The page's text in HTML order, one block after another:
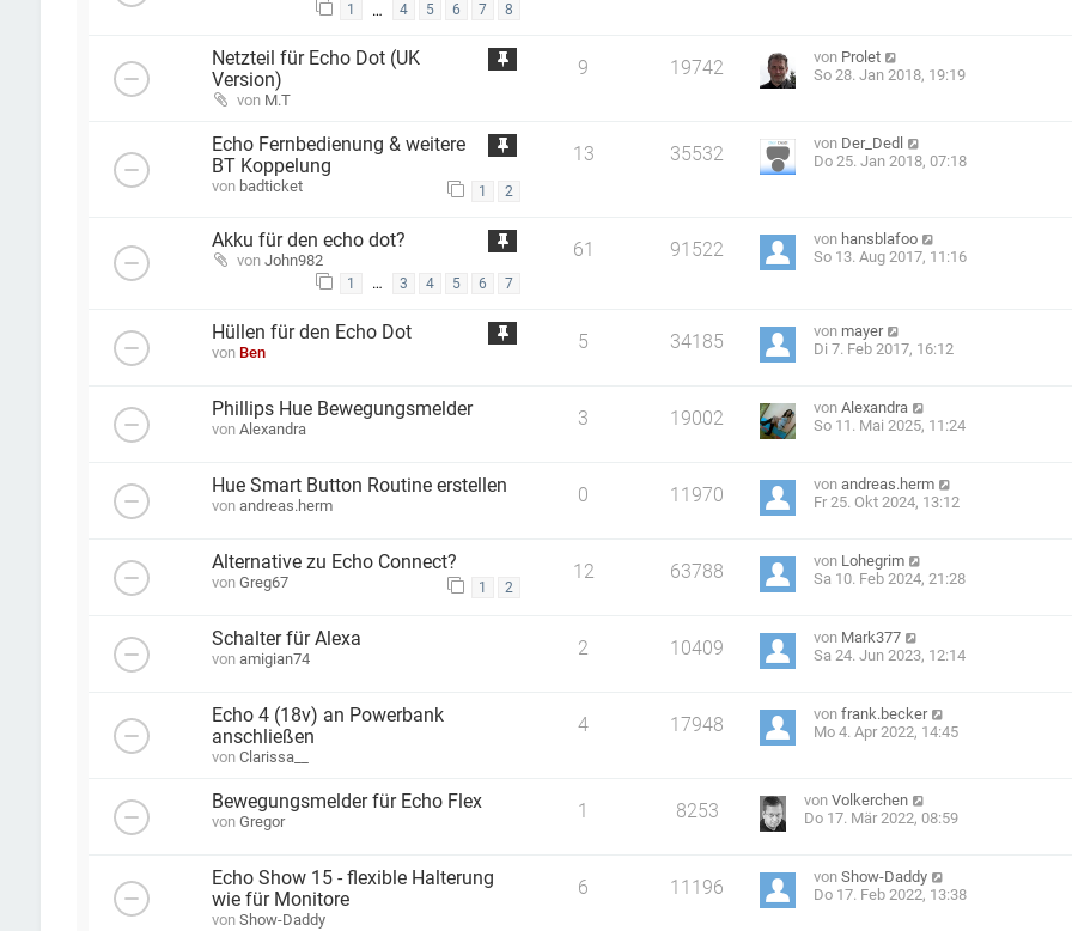
1 … 4 5 6 7 8
Netzteil für Echo Dot (UK
Version)
von M.T
9 19742
von Prolet
So 28. Jan 2018, 19:19
Echo Fernbedienung & weitere
BT Koppelung
von badticket 1 2
13 35532
von Der_Dedl
Do 25. Jan 2018, 07:18
Akku für den echo dot?
von John982
1 … 3 4 5 6 7
61 91522
von hansblafoo
So 13. Aug 2017, 11:16
Hüllen für den Echo Dot
von Ben 5 34185
von mayer
Di 7. Feb 2017, 16:12
Phillips Hue Bewegungsmelder
von Alexandra 3 19002
vonAlexandra
So 11. Mai 2025, 11:24
Hue Smart Button Routine erstellen
von andreas.herm 0 11970
vonandreas.herm
Fr 25. Okt 2024, 13:12
Alternative zu Echo Connect?
von Greg67 1 2
12 63788
von Lohegrim
Sa 10. Feb 2024, 21:28
Schalter für Alexa
von amigian74 2 10409
von Mark377
Sa 24. Jun 2023, 12:14
Echo 4 (18v) an Powerbank
anschließen
von Clarissa__
4 17948
vonfrank.becker
Mo 4. Apr 2022, 14:45
Bewegungsmelder für Echo Flex
von Gregor 1 8253
vonVolkerchen
Do 17. Mär 2022, 08:59
Echo Show 15 - flexible Halterung
wie für Monitore
von Show-Daddy
6 11196
vonShow-Daddy
Do 17. Feb 2022, 13:38